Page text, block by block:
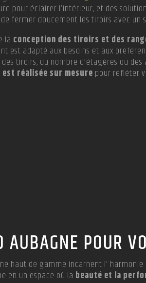
pour éclairer l’intérieur, et des
fermer doucement les tiroirs avec un
la conception des tiroirs et des
est adapté aux besoins et aux
tiroirs, du nombre d’étagères ou des
réalisée sur mesure pour refléter
AUBAGNE POUR
haut de gamme incarnent l’
en un espace où la beauté et la